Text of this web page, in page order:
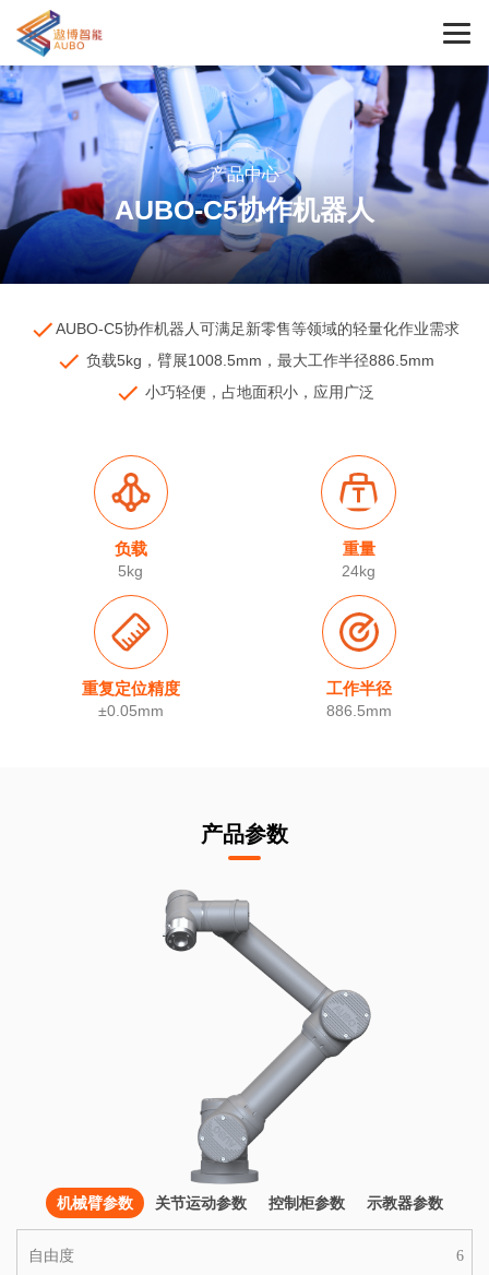
产品中心
AUBO-C5协作机器人
AUBO-C5协作机器人可满足新零售等领域的轻量化作业需求
负载5kg，臂展1008.5mm，最大工作半径886.5mm
小巧轻便，占地面积小，应用广泛
负载
5kg
重量
24kg
重复定位精度
±0.05mm
工作半径
886.5mm
产品参数
机械臂参数 关节运动参数 控制柜参数 示教器参数
自由度 6